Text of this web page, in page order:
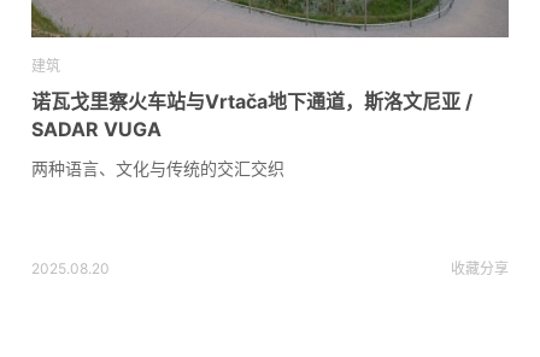
建筑
诺瓦戈里察火车站与Vrtača地下通道，斯洛文尼亚 /
SADAR VUGA
两种语言、文化与传统的交汇交织
2025.08.20 收藏分享